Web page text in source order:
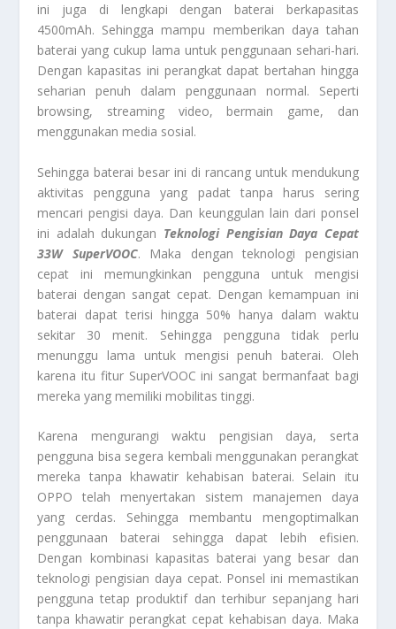
ini juga di lengkapi dengan baterai berkapasitas
4500mAh. Sehingga mampu memberikan daya tahan
baterai yang cukup lama untuk penggunaan sehari-hari.
Dengan kapasitas ini perangkat dapat bertahan hingga
seharian penuh dalam penggunaan normal. Seperti
browsing, streaming video, bermain game, dan
menggunakan media sosial.
Sehingga baterai besar ini di rancang untuk mendukung
aktivitas pengguna yang padat tanpa harus sering
mencari pengisi daya. Dan keunggulan lain dari ponsel
ini adalah dukungan Teknologi Pengisian Daya Cepat
33W SuperVOOC. Maka dengan teknologi pengisian
cepat ini memungkinkan pengguna untuk mengisi
baterai dengan sangat cepat. Dengan kemampuan ini
baterai dapat terisi hingga 50% hanya dalam waktu
sekitar 30 menit. Sehingga pengguna tidak perlu
menunggu lama untuk mengisi penuh baterai. Oleh
karena itu fitur SuperVOOC ini sangat bermanfaat bagi
mereka yang memiliki mobilitas tinggi.
Karena mengurangi waktu pengisian daya, serta
pengguna bisa segera kembali menggunakan perangkat
mereka tanpa khawatir kehabisan baterai. Selain itu
OPPO telah menyertakan sistem manajemen daya
yang cerdas. Sehingga membantu mengoptimalkan
penggunaan baterai sehingga dapat lebih efisien.
Dengan kombinasi kapasitas baterai yang besar dan
teknologi pengisian daya cepat. Ponsel ini memastikan
pengguna tetap produktif dan terhibur sepanjang hari
tanpa khawatir perangkat cepat kehabisan daya. Maka